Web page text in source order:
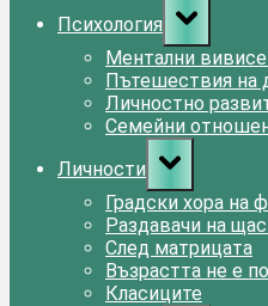
Психология
Toggle
sub-
menu
Ментални
Пътешествия на
Личностно
Семейни
Личности
Toggle
sub-
menu
Градски хора на
Раздавачи на
След матрицата
Възрастта не е
Класиците